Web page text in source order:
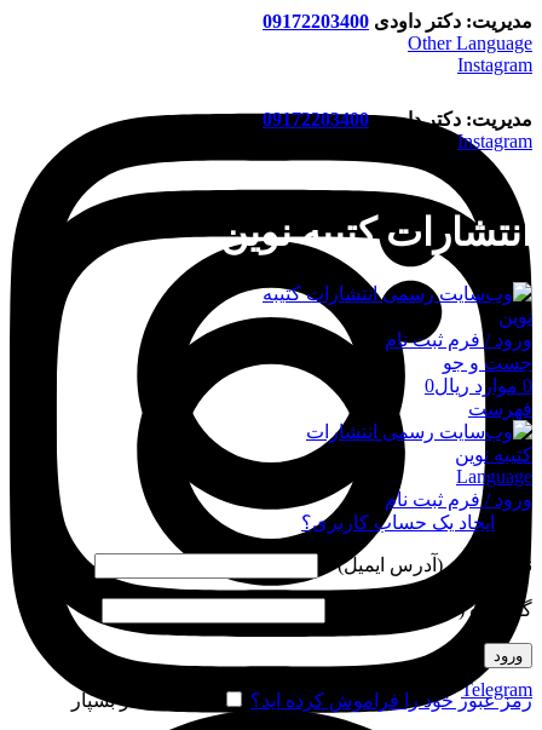
مدیریت: دکتر داودی 09172203400
Other Language
Instagram
Telegram
مدیریت: دکتر داودی09172203400
Instagram
انتشارات کتیبه نوین
ورود / فرم ثبت نام
جست و جو
0 موارد ریال0
فهرست
Language
ورود / فرم ثبت نام
ورود
ایجاد یک حساب کاربری؟
نام کاربری (آدرس ایمیل)
گذرواژه (شماره موبایل)
ورود
رمز عبور خود را فراموش کرده اید؟ مرا به خاطر بسپار